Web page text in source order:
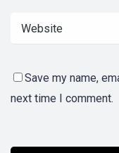
Save my name,
next time I comment.